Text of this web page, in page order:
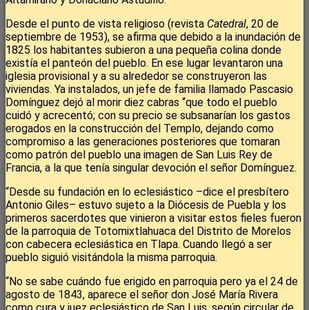
Desde el punto de vista religioso (revista Catedral, 20 de
septiembre de 1953), se afirma que debido a la inundación de
1825 los habitantes subieron a una pequeña colina donde
existía el panteón del pueblo. En ese lugar levantaron una
iglesia provisional y a su alrededor se construyeron las
viviendas. Ya instalados, un jefe de familia llamado Pascasio
Domínguez dejó al morir diez cabras “que todo el pueblo
cuidó y acrecentó; con su precio se subsanarían los gastos
erogados en la construcción del Templo, dejando como
compromiso a las generaciones posteriores que tomaran
como patrón del pueblo una imagen de San Luis Rey de
Francia, a la que tenía singular devoción el señor Domínguez.
“Desde su fundación en lo eclesiástico –dice el presbítero
Antonio Giles– estuvo sujeto a la Diócesis de Puebla y los
primeros sacerdotes que vinieron a visitar estos fieles fueron
de la parroquia de Totomixtlahuaca del Distrito de Morelos
con cabecera eclesiástica en Tlapa. Cuando llegó a ser
pueblo siguió visitándola la misma parroquia.
“No se sabe cuándo fue erigido en parroquia pero ya el 24 de
agosto de 1843, aparece el señor don José María Rivera